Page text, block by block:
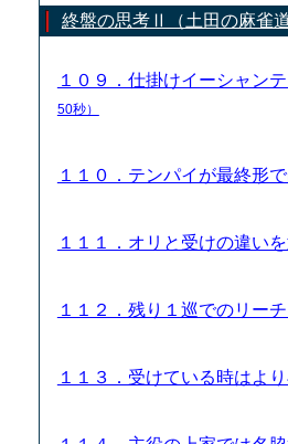
終盤の思考Ⅱ（土田の麻雀道
１０９．仕掛けイーシャン
50秒）
１１０．テンパイが最終形
１１１．オリと受けの違い
１１２．残り１巡でのリー
１１３．受けている時はよ